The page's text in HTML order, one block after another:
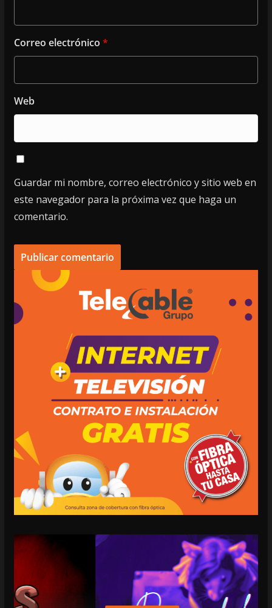
Correo electrónico *
Web
Guardar mi nombre, correo electrónico y sitio web en
este navegador para la próxima vez que haga un
comentario.